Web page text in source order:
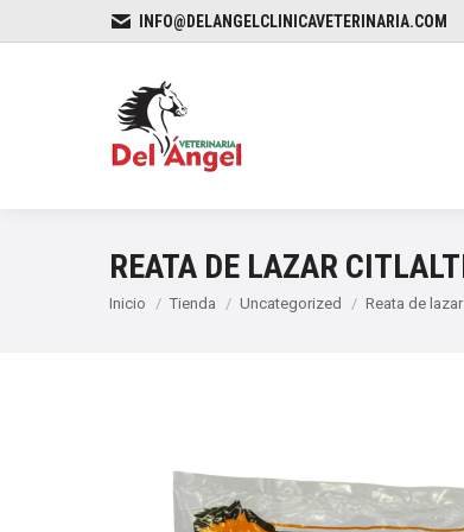
INFO@DELANGELCLINICAVETERINARIA.COM
REATA DE LAZAR
Estás aquí:
Inicio Tienda Uncategorized Reata de